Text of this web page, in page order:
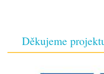
Děkujeme